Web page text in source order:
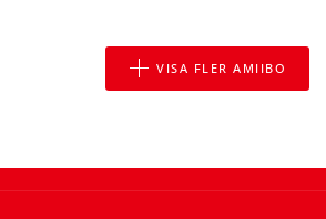
VISA FLER AMIIBO